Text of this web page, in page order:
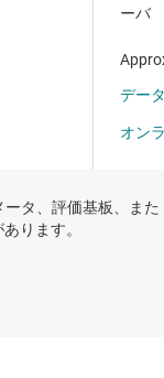
タ、評価基板、また
ります。